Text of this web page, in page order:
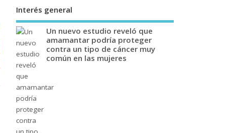
Interés general
Un nuevo estudio reveló que
amamantar podría proteger
contra un tipo de cáncer muy
común en las mujeres